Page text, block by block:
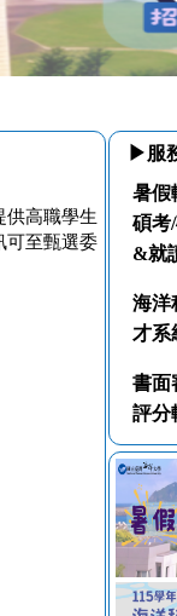
供高職學生
可至甄選委
▶服
暑假
碩考
&就
海洋
才系
書面
評分